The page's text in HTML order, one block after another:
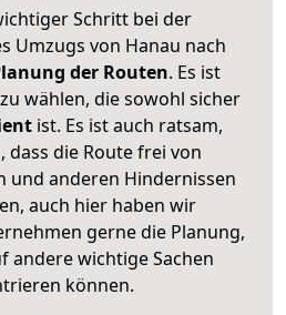
Schritt bei der
Umzugs von Hanau nach
der Routen. Es ist
wählen, die sowohl sicher
ist. Es ist auch ratsam,
dass die Route frei von
und anderen Hindernissen
auch hier haben wir
gerne die Planung,
andere wichtige Sachen
können.